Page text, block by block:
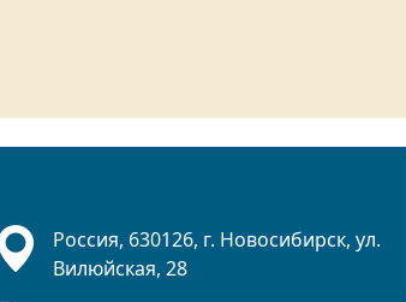
Россия, 630126, г. Новосибирск, ул.
Вилюйская, 28